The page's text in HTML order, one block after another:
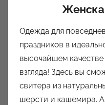
Одежда для
праздников в
высочайшем
взгляда! Здесь вы
свитера из
шерсти и кашемира.